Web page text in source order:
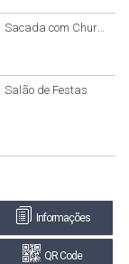
Sacada com Churrasqueira a Carvão
Salão de Festas
Informações
QR Code